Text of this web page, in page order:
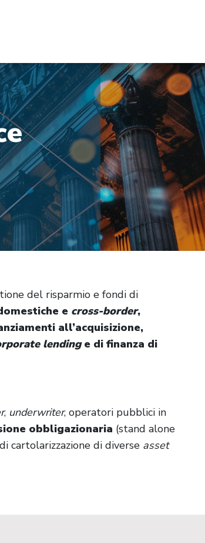
del risparmio e fondi di
e cross-border,
all’acquisizione,
lendinge di finanza di
, underwriter, operatori pubblici in
obbligazionaria (stand alone
cartolarizzazione di diverse asset